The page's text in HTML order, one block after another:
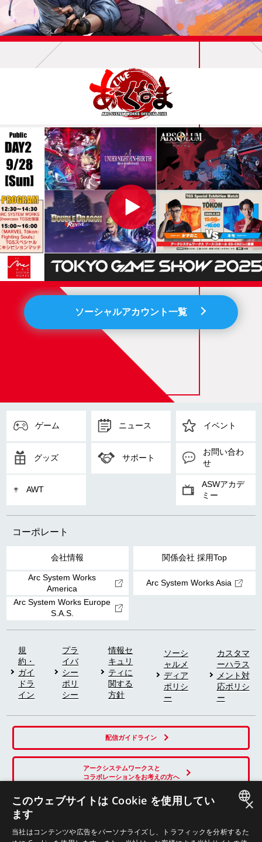
ソーシャルアカウント一覧
ゲーム ニュース イベント
グッズ サポート
お問い合わ
せ
AWT
ASWアカデ
ミー
コーポレート
会社情報 関係会社 採用Top
Arc System Works
America
Arc System Works Asia
Arc System Works Europe
S.A.S.
規
約・
ガイ
ドラ
イン
プラ
イバ
シー
ポリ
シー
情報セ
キュリ
ティに
関する
方針
ソーシ
ャルメ
ディア
ポリシ
ー
カスタマ
ーハラス
メント対
応ポリシ
ー
配信ガイドライン
アークシステムワークスと
コラボレーションをお考えの方へ
SNS
×
このウェブサイトは Cookie を使用してい
ます
当社はコンテンツや広告をパーソナライズし、トラフィックを分析するた